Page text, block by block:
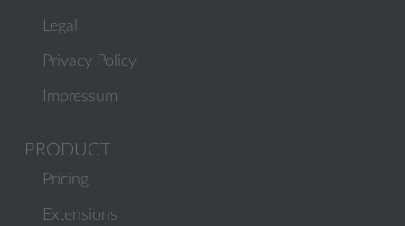
Legal
Privacy Policy
Impressum
PRODUCT
Pricing
Extensions